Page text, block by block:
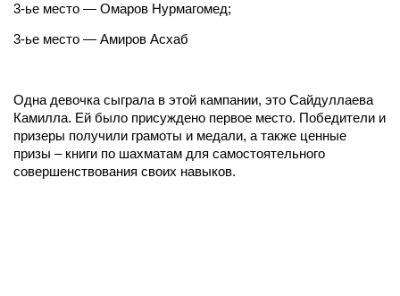
3-ье место — Омаров Нурмагомед;
3-ье место — Амиров Асхаб
Одна девочка сыграла в этой кампании, это Сайдуллаева
Камилла. Ей было присуждено первое место. Победители и
призеры получили грамоты и медали, а также ценные
призы – книги по шахматам для самостоятельного
совершенствования своих навыков.